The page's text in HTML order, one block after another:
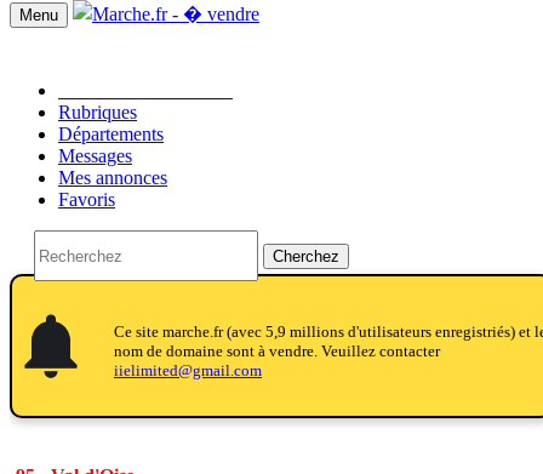
Menu
Rubriques
Départements
Messages
Mes annonces
Favoris
Cherchez
notifications
notifications
Ce site marche.fr (avec 5,9 millions d'utilisateurs enregistriés) et
nom de domaine sont à vendre. Veuillez contacter
iielimited@gmail.com